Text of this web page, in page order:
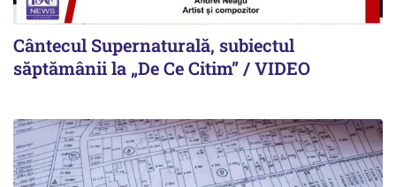
Cântecul Supernaturală, subiectul
săptămânii la „De Ce Citim” / VIDEO